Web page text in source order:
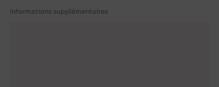
Informations supplémentaires